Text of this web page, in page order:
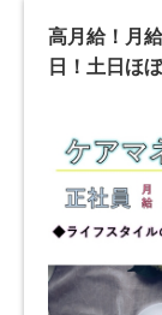
高月給！月
日！土日ほ